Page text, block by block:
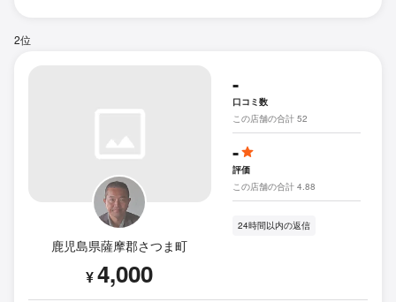
2位
鹿児島県薩摩郡さつま町
¥4,000
-
口コミ数
この店舗の合計 52
-
評価
この店舗の合計 4.88
24時間以内の返信